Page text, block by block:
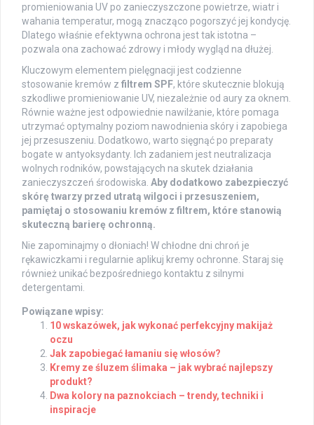
promieniowania UV po zanieczyszczone powietrze, wiatr i
wahania temperatur, mogą znacząco pogorszyć jej kondycję.
Dlatego właśnie efektywna ochrona jest tak istotna –
pozwala ona zachować zdrowy i młody wygląd na dłużej.
Kluczowym elementem pielęgnacji jest codzienne
stosowanie kremów z filtrem SPF, które skutecznie blokują
szkodliwe promieniowanie UV, niezależnie od aury za oknem.
Równie ważne jest odpowiednie nawilżanie, które pomaga
utrzymać optymalny poziom nawodnienia skóry i zapobiega
jej przesuszeniu. Dodatkowo, warto sięgnąć po preparaty
bogate w antyoksydanty. Ich zadaniem jest neutralizacja
wolnych rodników, powstających na skutek działania
zanieczyszczeń środowiska. Aby dodatkowo zabezpieczyć
skórę twarzy przed utratą wilgoci i przesuszeniem,
pamiętaj o stosowaniu kremów z filtrem, które stanowią
skuteczną barierę ochronną.
Nie zapominajmy o dłoniach! W chłodne dni chroń je
rękawiczkami i regularnie aplikuj kremy ochronne. Staraj się
również unikać bezpośredniego kontaktu z silnymi
detergentami.
Powiązane wpisy:
10 wskazówek, jak wykonać perfekcyjny makijaż
oczu
Jak zapobiegać łamaniu się włosów?
Kremy ze śluzem ślimaka – jak wybrać najlepszy
produkt?
Dwa kolory na paznokciach – trendy, techniki i
inspiracje